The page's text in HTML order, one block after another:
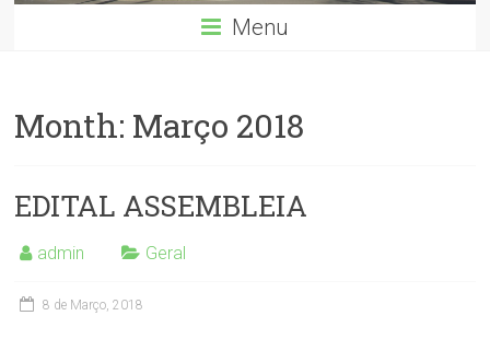
Menu
Month: Março 2018
EDITAL ASSEMBLEIA
admin Geral
8 de Março, 2018